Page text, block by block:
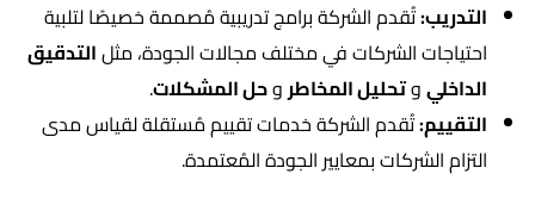
التدريب:تُقدم الشركة برامج تدريبية مُصممة خصيصًا لتلبية
احتياجات الشركات في مختلف مجالات الجودة، مثلالتدقيق
الداخليوتحليل المخاطر وحل المشكلات.
التقييم:تُقدم الشركة خدمات تقييم مُستقلة لقياس مدى
التزام الشركات بمعايير الجودة المُعتمدة.